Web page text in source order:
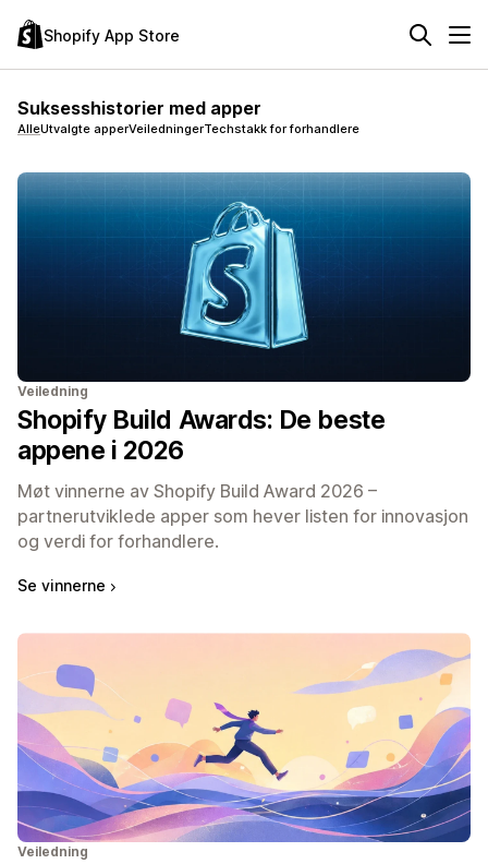
Shopify App Store
Suksesshistorier med apper
AlleUtvalgte apperVeiledningerTechstakk for forhandlere
Veiledning
Shopify Build Awards: De beste
appene i 2026
Møt vinnerne av Shopify Build Award 2026 –
partnerutviklede apper som hever listen for innovasjon
og verdi for forhandlere.
Se vinnerne
Veiledning